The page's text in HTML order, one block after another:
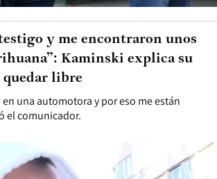
una automotora y por eso me están
el comunicador.
y me encontraron unos
Kaminski explica su
libre